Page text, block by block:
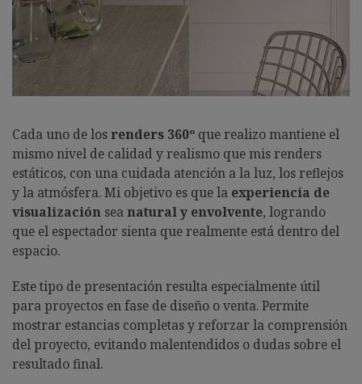
Cada uno de los renders 360º que realizo mantiene el
mismo nivel de calidad y realismo que mis renders
estáticos, con una cuidada atención a la luz, los reflejos
y la atmósfera. Mi objetivo es que la experiencia de
visualización sea natural y envolvente, logrando
que el espectador sienta que realmente está dentro del
espacio.
Este tipo de presentación resulta especialmente útil
para proyectos en fase de diseño o venta. Permite
mostrar estancias completas y reforzar la comprensión
del proyecto, evitando malentendidos o dudas sobre el
resultado final.